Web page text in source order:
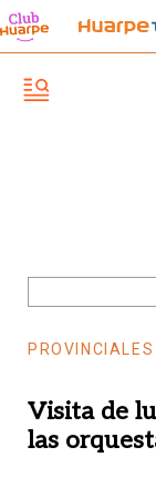
PROVINCIALES
Visita de
las